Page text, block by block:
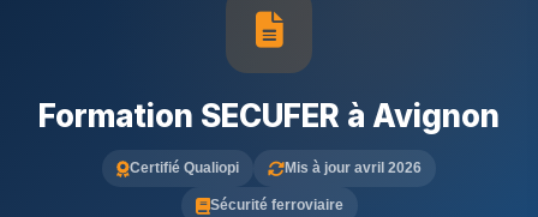
Formation SECUFER à Avignon
Certifié Qualiopi Mis à jour avril 2026
Sécurité ferroviaire